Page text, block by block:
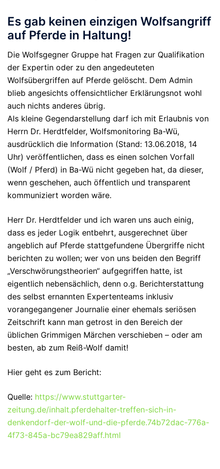
Es gab keinen einzigen Wolfsangriff
auf Pferde in Haltung!
Die Wolfsgegner Gruppe hat Fragen zur Qualifikation
der Expertin oder zu den angedeuteten
Wolfsübergriffen auf Pferde gelöscht. Dem Admin
blieb angesichts offensichtlicher Erklärungsnot wohl
auch nichts anderes übrig.
Als kleine Gegendarstellung darf ich mit Erlaubnis von
Herrn Dr. Herdtfelder, Wolfsmonitoring Ba-Wü,
ausdrücklich die Information (Stand: 13.06.2018, 14
Uhr) veröffentlichen, dass es einen solchen Vorfall
(Wolf / Pferd) in Ba-Wü nicht gegeben hat, da dieser,
wenn geschehen, auch öffentlich und transparent
kommuniziert worden wäre.
Herr Dr. Herdtfelder und ich waren uns auch einig,
dass es jeder Logik entbehrt, ausgerechnet über
angeblich auf Pferde stattgefundene Übergriffe nicht
berichten zu wollen; wer von uns beiden den Begriff
„Verschwörungstheorien“ aufgegriffen hatte, ist
eigentlich nebensächlich, denn o.g. Berichterstattung
des selbst ernannten Expertenteams inklusiv
vorangegangener Journalie einer ehemals seriösen
Zeitschrift kann man getrost in den Bereich der
üblichen Grimmigen Märchen verschieben – oder am
besten, ab zum Reiß-Wolf damit!
Hier geht es zum Bericht:
Quelle: https://www.stuttgarter-
zeitung.de/inhalt.pferdehalter-treffen-sich-in-
denkendorf-der-wolf-und-die-pferde.74b72dac-776a-
4f73-845a-bc79ea829aff.html